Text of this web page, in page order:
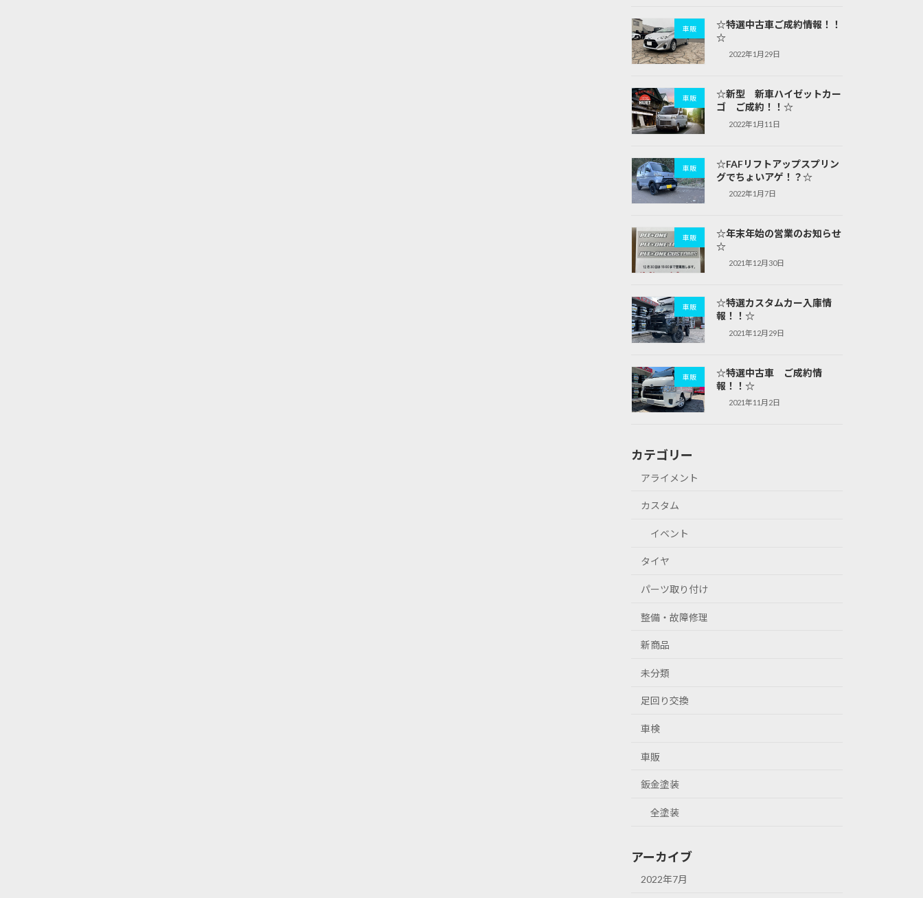
車販
☆特選中古車ご成約情報！！
☆
2022年1月29日
車販
☆新型 新車ハイゼットカー
ゴ ご成約！！☆
2022年1月11日
車販
☆FAFリフトアップスプリン
グでちょいアゲ！？☆
2022年1月7日
車販
☆年末年始の営業のお知らせ
☆
2021年12月30日
車販
☆特選カスタムカー入庫情
報！！☆
2021年12月29日
車販
☆特選中古車 ご成約情
報！！☆
2021年11月2日
カテゴリー
アライメント
カスタム
イベント
タイヤ
パーツ取り付け
整備・故障修理
新商品
未分類
足回り交換
車検
車販
鈑金塗装
全塗装
アーカイブ
2022年7月